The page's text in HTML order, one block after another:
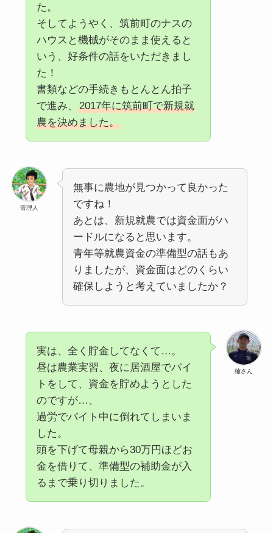
た。
そしてようやく、筑前町のナスの
ハウスと機械がそのまま使えると
いう、好条件の話をいただきまし
た！
書類などの手続きもとんとん拍子
で進み、
2017年に筑前町で新規就
農を決めました。
管理人
無事に農地が見つかって良かった
ですね！
あとは、新規就農では資金面がハ
ードルになると思います。
青年等就農資金の準備型の話もあ
りましたが、資金面はどのくらい
確保しようと考えていましたか？
楠さん
実は、全く貯金してなくて…。
昼は農業実習、夜に居酒屋でバイ
トをして、資金を貯めようとした
のですが…、
過労でバイト中に倒れてしまいま
した。
頭を下げて母親から30万円ほどお
金を借りて、準備型の補助金が入
るまで乗り切りました。